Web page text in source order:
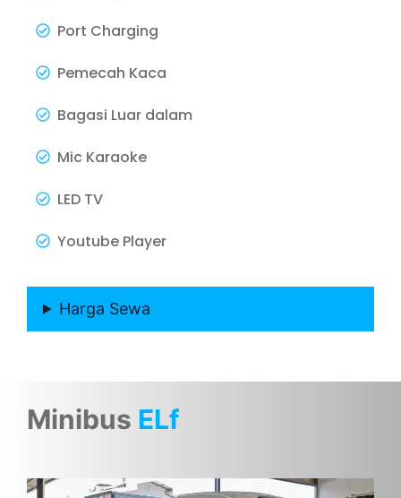
Port Charging
Pemecah Kaca
Bagasi Luar dalam
Mic Karaoke
LED TV
Youtube Player
Harga Sewa
Minibus ELf